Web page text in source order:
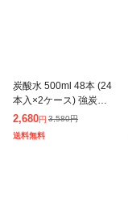
炭酸水 500ml 48本 (24
本入×2ケース) 強炭酸
水 無糖 プレーン レモ
ン 天然水 スパークリン
グ ソーダ カロリーゼ
2,680円 3,580円
送料無料